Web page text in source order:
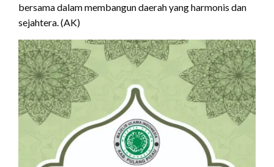
bersama dalam membangun daerah yang harmonis dan
sejahtera. (AK)